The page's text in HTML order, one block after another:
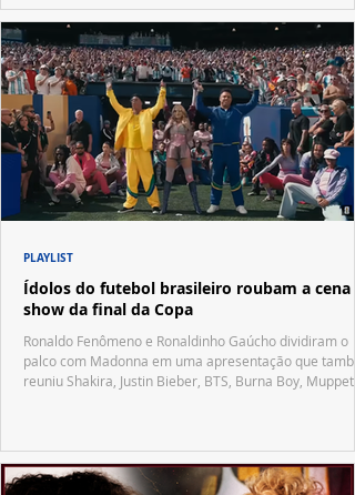
Ídolos do futebol brasileiro roubam a cena
show da final da Copa
Ronaldo Fenômeno e Ronaldinho Gaúcho dividiram o
palco com Madonna em uma apresentação que
reuniu Shakira, Justin Bieber, BTS, Burna Boy, Muppets,
PLAYLIST